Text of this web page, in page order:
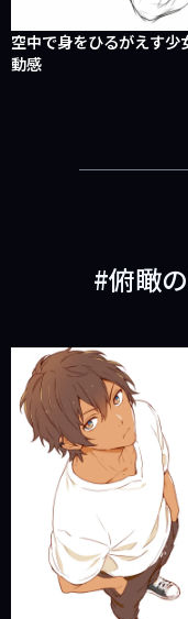
空中で身をひるがえす少
動感
俯瞰